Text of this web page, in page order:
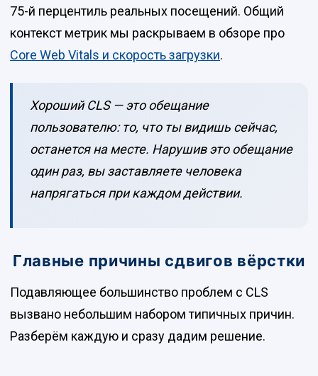
75-й перцентиль реальных посещений. Общий
контекст метрик мы раскрываем в обзоре про
Core Web Vitals и скорость загрузки.
Хороший CLS — это обещание
пользователю: то, что ты видишь сейчас,
останется на месте. Нарушив это обещание
один раз, вы заставляете человека
напрягаться при каждом действии.
Главные причины сдвигов вёрстки
Подавляющее большинство проблем с CLS
вызвано небольшим набором типичных причин.
Разберём каждую и сразу дадим решение.